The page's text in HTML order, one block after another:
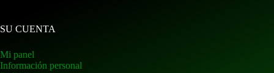
SU CUENTA
Mi panel
Información personal